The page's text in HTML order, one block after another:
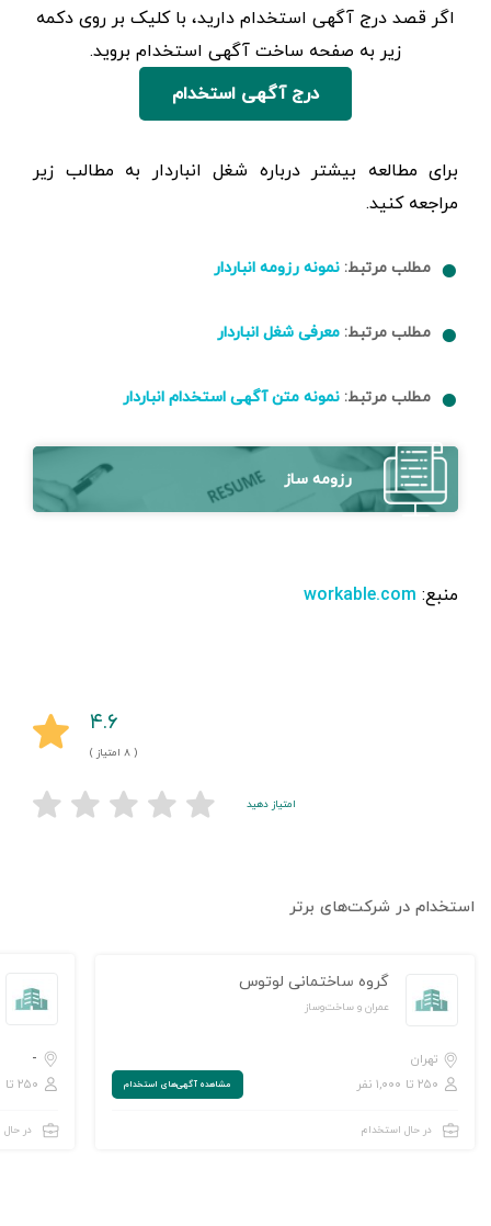
اگر قصد درج آگهی استخدام دارید، با کلیک بر روی دکمه
زیر به صفحه ساخت آگهی استخدام بروید.
درج آگهی استخدام
برای مطالعه بیشتر درباره شغل انباردار به مطالب زیر
مراجعه کنید.
مطلب مرتبط: نمونه رزومه انباردار
مطلب مرتبط: معرفی شغل انباردار
مطلب مرتبط: نمونه متن آگهی استخدام انباردار
رزومه ساز
منبع: workable.com
۴.۶
( ۸ امتیاز )
امتیاز دهید
استخدام در شرکت‌های برتر
گروه ساختمانی لوتوس
عمران و ساخت‌وساز
تهران
۲۵۰ تا ۱,۰۰۰ نفر
مشاهده‌ آگهی‌های استخدام
در حال استخدام
-
۲۵۰ تا ۱,۰۰۰ نفر
در